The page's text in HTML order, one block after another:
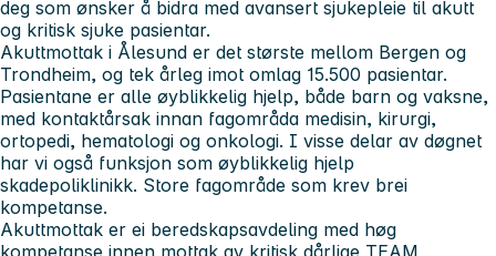
deg som ønsker å bidra med avansert sjukepleie til akutt
og kritisk sjuke pasientar.
Akuttmottak i Ålesund er det største mellom Bergen og
Trondheim, og tek årleg imot omlag 15.500 pasientar.
Pasientane er alle øyblikkelig hjelp, både barn og vaksne,
med kontaktårsak innan fagområda medisin, kirurgi,
ortopedi, hematologi og onkologi. I visse delar av døgnet
har vi også funksjon som øyblikkelig hjelp
skadepoliklinikk. Store fagområde som krev brei
kompetanse.
Akuttmottak er ei beredskapsavdeling med høg
kompetanse innen mottak av kritisk dårlige TEAM